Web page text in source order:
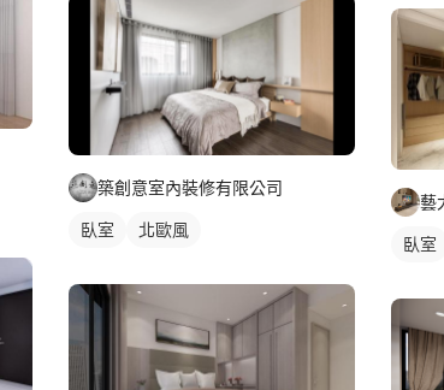
築創意室內裝修有限公司
臥室 北歐風
藝
臥室